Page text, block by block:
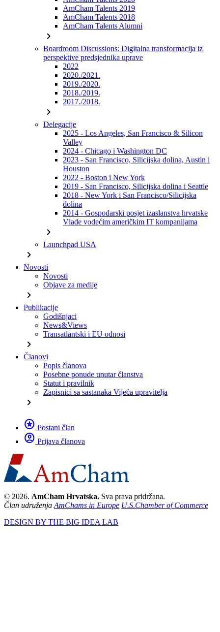
AmCham Talents 2019
AmCham Talents 2018
AmCham Talents Alumni
chevron_right
Boardroom Discussions: Digitalna transformacija iz
perspektive predsjednika uprave
2022
2020./2021.
2019./2020.
2018./2019.
2017./2018.
chevron_right
Delegacije
2025 - Los Angeles, San Francisco & Silicon
Valley
2024 - Chicago i Washington DC
2023 - San Francisco, Silicijska dolina, Austin i
Houston
2022 - Boston i New York
2019 - San Francisco, Silicijska dolina i Seattle
2018 - New York i San Francisco/Silicijska
dolina
2014 - Gospodarski posjet izaslanstva hrvatske
Vlade vodećim američkim IT kompanijama
chevron_right
Launchpad USA
chevron_right
Novosti
Novosti
Objave za medije
chevron_right
Publikacije
Godišnjaci
News&Views
Transatlantski i EU odnosi
chevron_right
Članovi
Popis članova
Posebne ponude unutar članstva
Statut i pravilnik
Zapisnici sa sastanaka Vijeća upravitelja
chevron_right
stars Postani član
account_circle Prijava članova
© 2026. AmCham Hrvatska. Sva prava pridržana.
Član udruženja AmChams in Europe U.S.Chamber of Commerce
DESIGN BY THE BIG IDEA LAB